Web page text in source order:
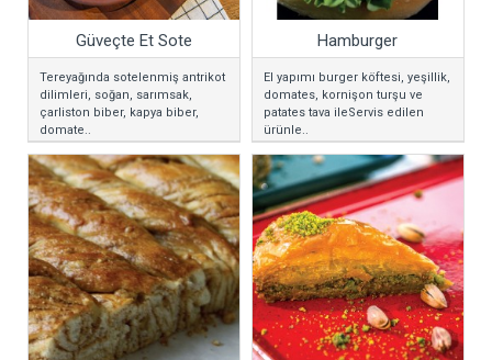
Güveçte Et Sote
Tereyağında sotelenmiş antrikot
dilimleri, soğan, sarımsak,
çarliston biber, kapya biber,
domate..
Hamburger
El yapımı burger köftesi, yeşillik,
domates, kornişon turşu ve
patates tava ileServis edilen
ürünle..